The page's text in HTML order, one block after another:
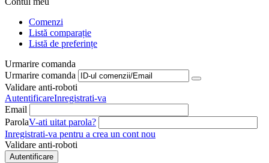
Comenzi
Listă comparație
Listă de preferințe
Urmarire comanda
Urmarire comanda
Validare anti-roboti
AutentificareInregistrati-va
Email
ParolaV-ati uitat parola?
Inregistrati-va pentru a crea un cont nou
Validare anti-roboti
Autentificare